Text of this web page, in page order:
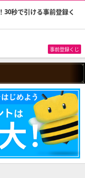
30秒で引ける事前登録く
事前登録くじ